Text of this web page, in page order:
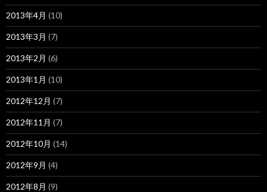
2013年4月 (10)
2013年3月 (7)
2013年2月 (6)
2013年1月 (10)
2012年12月 (7)
2012年11月 (7)
2012年10月 (14)
2012年9月 (4)
2012年8月 (9)